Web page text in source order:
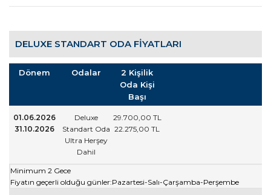
DELUXE STANDART ODA FIYATLARI
Dönem Odalar
2 Kişilik
Oda Kişi
Başı
01.06.2026
31.10.2026
Deluxe
Standart Oda
Ultra Herşey
Dahil
29.700 ,00 TL
22.275 ,00 TL
Minimum 2 Gece
Fiyatın geçerli olduğu günler:Pazartesi-Salı-Çarşamba-Perşembe